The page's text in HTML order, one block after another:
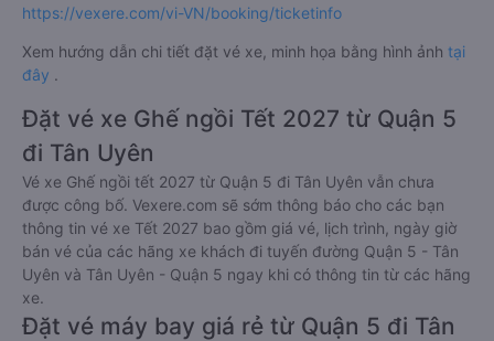
https://vexere.com/vi-VN/booking/ticketinfo
Xem hướng dẫn chi tiết đặt vé xe, minh họa bằng hình ảnh tại
đây .
Đặt vé xe Ghế ngồi Tết 2027 từ Quận 5
đi Tân Uyên
Vé xe Ghế ngồi tết 2027 từ Quận 5 đi Tân Uyên vẫn chưa
được công bố. Vexere.com sẽ sớm thông báo cho các bạn
thông tin vé xe Tết 2027 bao gồm giá vé, lịch trình, ngày giờ
bán vé của các hãng xe khách đi tuyến đường Quận 5 - Tân
Uyên và Tân Uyên - Quận 5 ngay khi có thông tin từ các hãng
xe.
Đặt vé máy bay giá rẻ từ Quận 5 đi Tân